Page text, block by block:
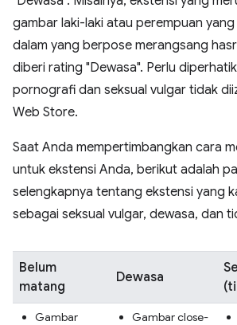
gambar laki-laki atau perempuan yang
dalam yang berpose merangsang
diberi rating "Dewasa". Perlu
pornografi dan seksual vulgar tidak
Web Store.
Saat Anda mempertimbangkan cara
untuk ekstensi Anda, berikut adalah
selengkapnya tentang ekstensi yang
sebagai seksual vulgar, dewasa, dan
Belum
matang
Dewasa
Gambar
Gambar close-